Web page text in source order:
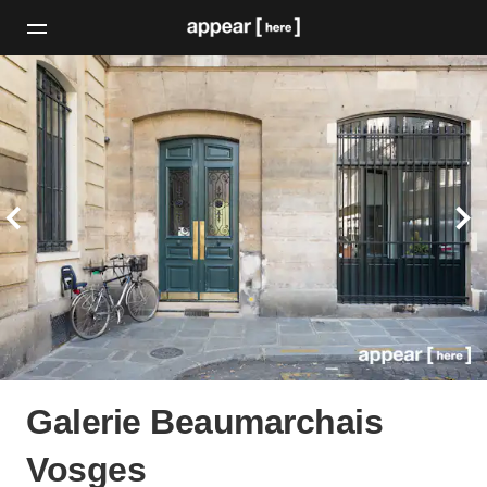
Galerie Beaumarchais
Vosges